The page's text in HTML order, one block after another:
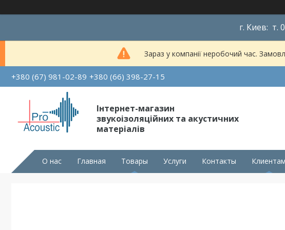
г. Киев: т.
Зараз у компанії неробочий час.
+380 (67) 981-02-89 +380 (66) 398-27-15
Інтернет-магазин
звукоізоляційних та акустичних
матеріалів
О нас Главная Товары Услуги Контакты Клиентам